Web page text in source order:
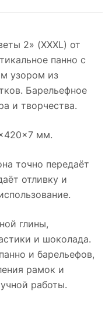
2» (XXXL) от
панно с
узором из
Барельефное
и творчества.
мм.
точно передаёт
отливку и
глины,
и шоколада.
и барельефов,
рамок и
работы.